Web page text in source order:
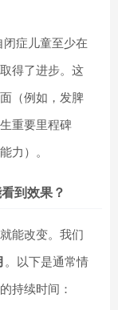
闭症 儿童至少在
了进步。 这
（例如，发脾
重要里程碑
力 ）。
到效果？
能改变。我们
。以下是通常情
持续时间：